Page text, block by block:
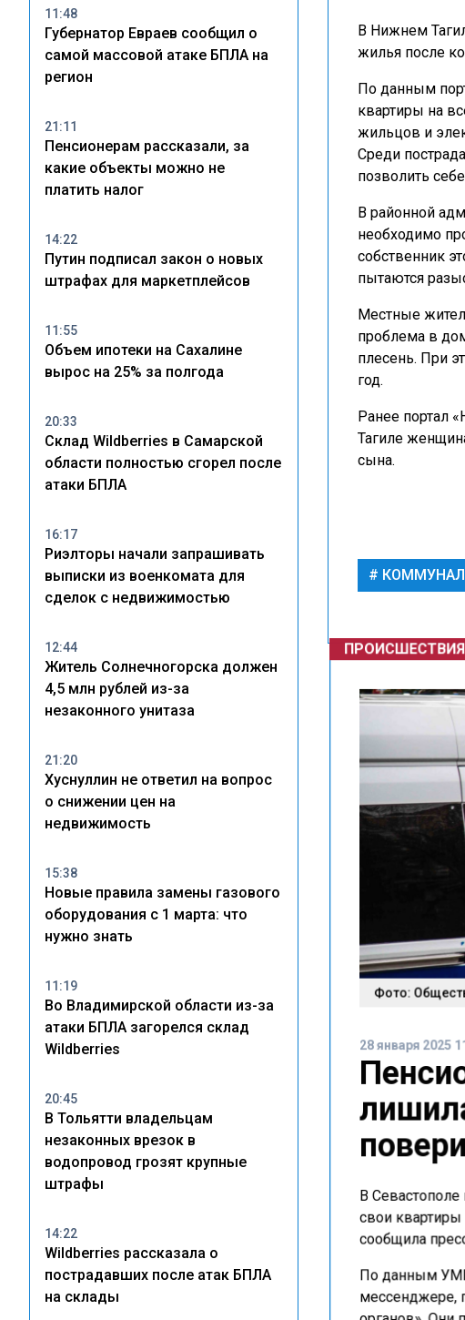
11:48
Губернатор Евраев сообщил о
самой массовой атаке БПЛА на
регион
21:11
Пенсионерам рассказали, за
какие объекты можно не
платить налог
14:22
Путин подписал закон о новых
штрафах для маркетплейсов
11:55
Объем ипотеки на Сахалине
вырос на 25% за полгода
20:33
Склад Wildberries в Самарской
области полностью сгорел после
атаки БПЛА
16:17
Риэлторы начали запрашивать
выписки из военкомата для
сделок с недвижимостью
12:44
Житель Солнечногорска должен
4,5 млн рублей из-за
незаконного унитаза
21:20
Хуснуллин не ответил на вопрос
о снижении цен на
недвижимость
15:38
Новые правила замены газового
оборудования с 1 марта: что
нужно знать
11:19
Во Владимирской области из-за
атаки БПЛА загорелся склад
Wildberries
20:45
В Тольятти владельцам
незаконных врезок в
водопровод грозят крупные
штрафы
14:22
Wildberries рассказала о
пострадавших после атак БПЛА
на склады
В Нижнем
жилья после
По данным
квартиры на
жильцов и
Среди
позволить
В районной
необходимо
собственник
пытаются
Местные
проблема в
плесень. При
год.
Ранее портал
Тагиле
сына.
ПРОИСШЕСТВИЯ
Фото:
28 января 2025
В
свои
сообщила
По данным
мессенджере,